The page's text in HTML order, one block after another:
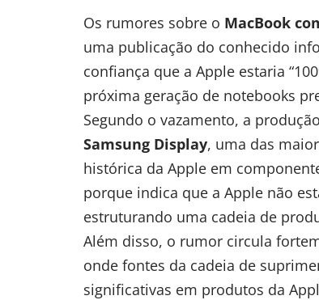
Os rumores sobre o MacBook
uma publicação do conhecido
confiança que a Apple estaria
próxima geração de notebooks
Segundo o vazamento, a
Samsung Display, uma das
histórica da Apple em
porque indica que a Apple não
estruturando uma cadeia de
Além disso, o rumor circula
onde fontes da cadeia de
significativas em produtos da